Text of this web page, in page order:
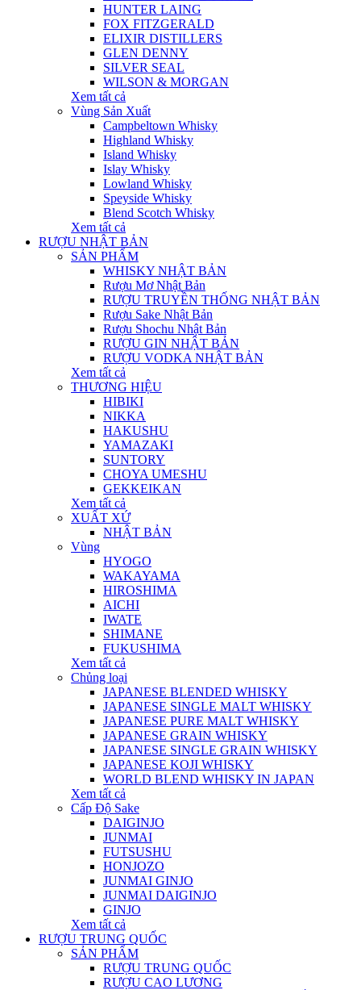
HUNTER LAING
FOX FITZGERALD
ELIXIR DISTILLERS
GLEN DENNY
SILVER SEAL
WILSON & MORGAN
Xem tất cả
Vùng Sản Xuất
Campbeltown Whisky
Highland Whisky
Island Whisky
Islay Whisky
Lowland Whisky
Speyside Whisky
Blend Scotch Whisky
Xem tất cả
RƯỢU NHẬT BẢN
SẢN PHẨM
WHISKY NHẬT BẢN
Rượu Mơ Nhật Bản
RƯỢU TRUYỀN THỐNG NHẬT BẢN
Rượu Sake Nhật Bản
Rượu Shochu Nhật Bản
RƯỢU GIN NHẬT BẢN
RƯỢU VODKA NHẬT BẢN
Xem tất cả
THƯƠNG HIỆU
HIBIKI
NIKKA
HAKUSHU
YAMAZAKI
SUNTORY
CHOYA UMESHU
GEKKEIKAN
Xem tất cả
XUẤT XỨ
NHẬT BẢN
Vùng
HYOGO
WAKAYAMA
HIROSHIMA
AICHI
IWATE
SHIMANE
FUKUSHIMA
Xem tất cả
Chủng loại
JAPANESE BLENDED WHISKY
JAPANESE SINGLE MALT WHISKY
JAPANESE PURE MALT WHISKY
JAPANESE GRAIN WHISKY
JAPANESE SINGLE GRAIN WHISKY
JAPANESE KOJI WHISKY
WORLD BLEND WHISKY IN JAPAN
Xem tất cả
Cấp Độ Sake
DAIGINJO
JUNMAI
FUTSUSHU
HONJOZO
JUNMAI GINJO
JUNMAI DAIGINJO
GINJO
Xem tất cả
RƯỢU TRUNG QUỐC
SẢN PHẨM
RƯỢU TRUNG QUỐC
RƯỢU CAO LƯƠNG